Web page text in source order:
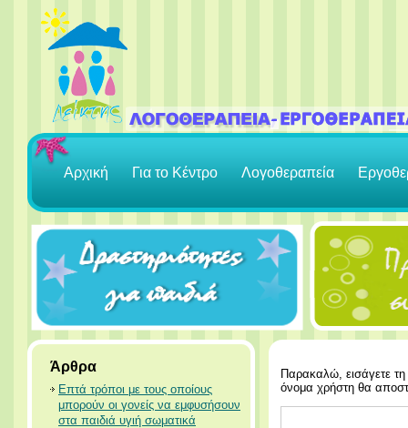
Αρχική Για το Κέντρο Λογοθεραπεία
Άρθρα
Επτά τρόποι με τους οποίους
μπορούν οι γονείς να εμφυσήσουν
στα παιδιά υγιή σωματικά
Παρακαλώ, εισάγετε τη
όνομα χρήστη θα